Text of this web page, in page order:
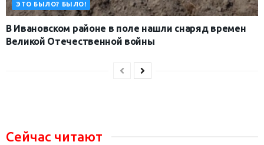
ЭТО БЫЛО? БЫЛО!
В Ивановском районе в поле нашли снаряд времен
Великой Отечественной войны
Сейчас читают